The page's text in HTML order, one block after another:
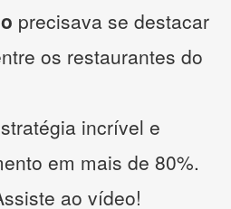
precisava se destacar
os restaurantes do
incrível e
em mais de 80%.
ao vídeo!